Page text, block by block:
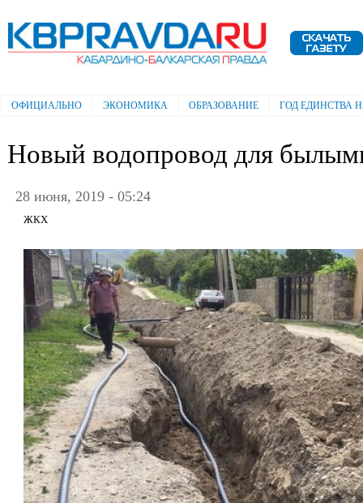
Электронная газета "Кабардино-
Балкарская правда"
Главное меню
ОФИЦИАЛЬНО ЭКОНОМИКА ОБРАЗОВАНИЕ ГОД ЕДИНСТВА
Новый водопровод для
28 июня, 2019 - 05:24
ЖКХ